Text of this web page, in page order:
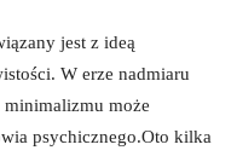
jest⁣ z ideą
W erze nadmiaru
może
psychicznego.Oto kilka